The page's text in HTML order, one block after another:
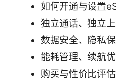
如何开通与设置
独立通话、独立
数据安全、隐私
能耗管理、续航
购买与性价比评